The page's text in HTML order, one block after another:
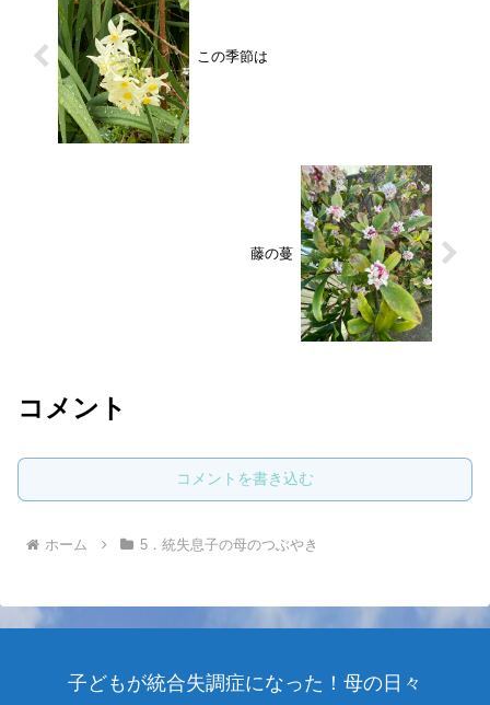
この季節は
藤の蔓
コメント
コメントを書き込む
ホーム 5．統失息子の母のつぶやき
子どもが統合失調症になった！母の日々